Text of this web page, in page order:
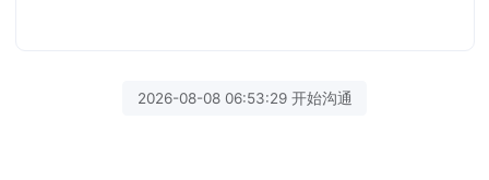
2026-08-08 06:53:29 开始沟通